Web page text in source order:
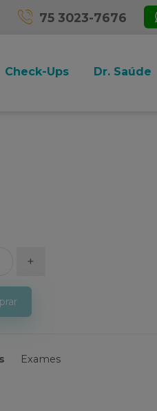
75 3023-7676
Check-Ups Dr. Saúde
+
Exames